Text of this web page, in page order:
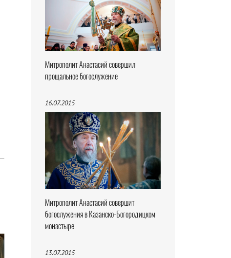
Митрополит Анастасий совершил
прощальное богослужение
16.07.2015
Митрополит Анастасий совершит
богослужения в Казанско-Богородицком
монастыре
13.07.2015